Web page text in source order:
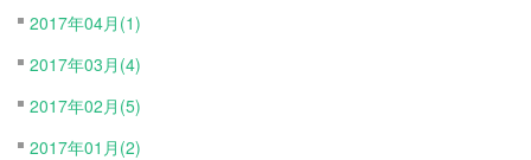
2017年04月(1)
2017年03月(4)
2017年02月(5)
2017年01月(2)